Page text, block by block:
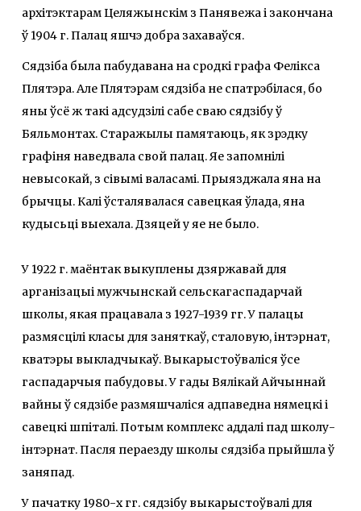
архітэктарам Целяжынскім з Панявежа і закончана
ў 1904 г. Палац яшчэ добра захаваўся.
Сядзіба была пабудавана на сродкі графа Фелікса
Плятэра. Але Плятэрам сядзіба не спатрэбілася, бо
яны ўсё ж такі адсудзілі сабе сваю сядзібу ў
Бяльмонтах. Старажылы памятаюць, як зрэдку
графіня наведвала свой палац. Яе запомнілі
невысокай, з сівымі валасамі. Прыязджала яна на
брычцы. Калі ўсталявалася савецкая ўлада, яна
кудысьці выехала. Дзяцей у яе не было.
У 1922 г. маёнтак выкуплены дзяржавай для
арганізацыі мужчынскай сельскагаспадарчай
школы, якая працавала з 1927-1939 гг. У палацы
размясцілі класы для заняткаў, сталовую, інтэрнат,
кватэры выкладчыкаў. Выкарыстоўваліся ўсе
гаспадарчыя пабудовы. У гады Вялікай Айчыннай
вайны ў сядзібе размяшчаліся адпаведна нямецкі і
савецкі шпіталі. Потым комплекс аддалі пад школу-
інтэрнат. Пасля пераезду школы сядзіба прыйшла ў
заняпад.
У пачатку 1980-х гг. сядзібу выкарыстоўвалі для